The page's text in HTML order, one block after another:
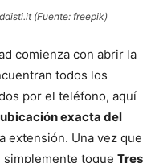
(Fuente: freepik)
comienza con abrir la
todos los
por el teléfono, aquí
exacta del
extensión. Una vez que
toque Tres